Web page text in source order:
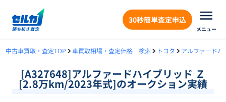
30秒簡単査定申込
メニュー
中古車買取・査定TOP 車買取相場・査定価格 検索 トヨタ アルファードハ
[A327648]アルファードハイブリッド Ｚ
[2.8万km/2023年式]のオークション実績